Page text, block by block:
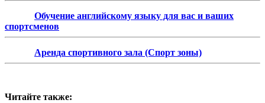
Обучение английскому языку для вас и ваших
спортсменов
Аренда спортивного зала (Спорт зоны)
Читайте также: